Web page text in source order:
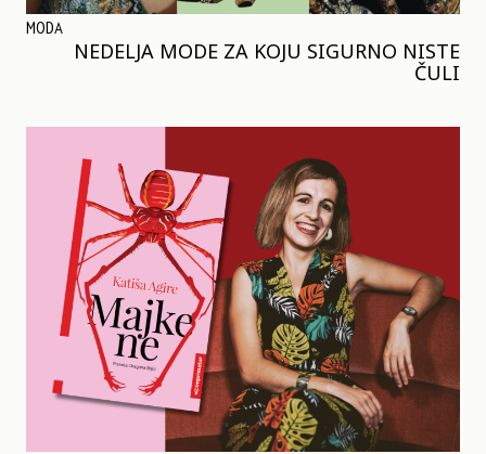
MODA
NEDELJA MODE ZA KOJU SIGURNO NISTE
ČULI